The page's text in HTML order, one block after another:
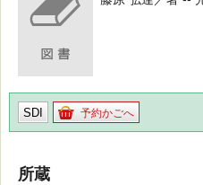
SDI 予約かごへ
所蔵